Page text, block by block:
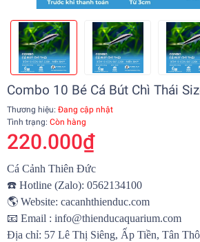
Combo 10 Bé Cá Bút Chì Thái
Thương hiệu: Đang cập nhật
Tình trạng: Còn hàng
220.000₫
Cá Cảnh Thiên Đức
☎️ Hotline (Zalo): 0562134100
🌎 Website: cacanhthienduc.com
📧 Email : info@thienducaquarium.com
Địa chỉ: 57 Lê Thị Siêng, Ấp Tiền, Tân